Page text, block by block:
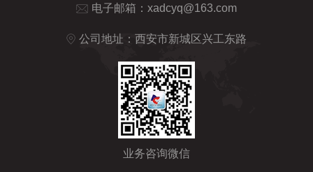
电子邮箱： xadcyq@163.com
公司地址：西安市新城区兴工东路
业务咨询微信